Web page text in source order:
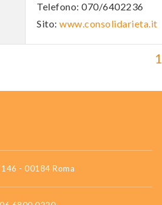
Telefono: 070/6402236
Sito: www.consolidarieta.it
1
- 00184 Roma